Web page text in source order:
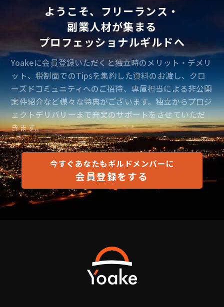
ようこそ、フリーランス・
副業人材が集まる
プロフェッショナルギルドへ
Yoakeに会員登録いただくと独立時のメリット・デメリ
ット、税制面でのTipsを集約した資料のお渡し、クロ
ーズドコミュニティへのご招待、専属担当による非公開
案件紹介など様々な特典がございます。独立からプロジ
ェクトデリバリーまで充実のサポートをさせていただ
きます。
今すぐあなたもギルドメンバーに
会員登録をする